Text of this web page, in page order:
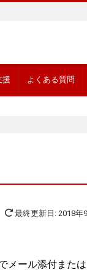
援 よくある質問
最終更新日: 2018年
メール添付また